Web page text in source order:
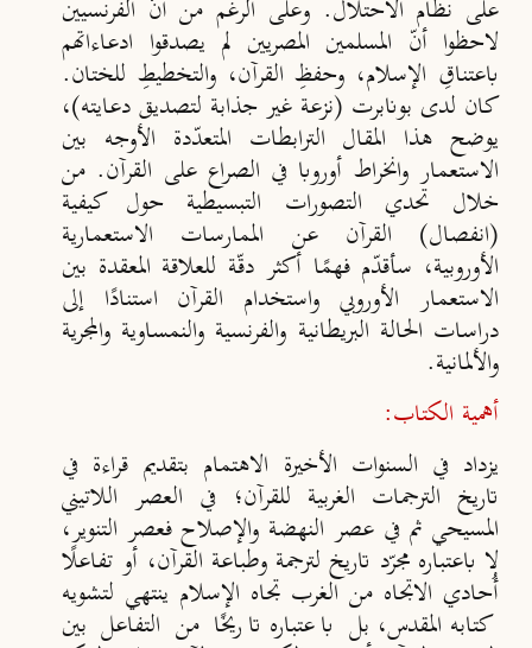
على نظام الاحتلال. وعلى الرغم من أنّ الفرنسيين
لاحظوا أنّ المسلمين المصريين لم يصدقوا ادعاءاتهم
باعتناقِ الإسلام، وحفظِ القرآن، والتخطيطِ للختان.
كان لدى بونابرت (نزعة غير جذابة لتصديق دعايته)،
يوضح هذا المقال الترابطات المتعدّدة الأوجه بين
الاستعمار وانخراط أوروبا في الصراع على القرآن. من
خلال تحدي التصورات التبسيطية حول كيفية
(انفصال) القرآن عن الممارسات الاستعمارية
الأوروبية، سأقدّم فهمًا أكثر دقّة للعلاقة المعقدة بين
الاستعمار الأوروبي واستخدام القرآن استنادًا إلى
دراسات الحالة البريطانية والفرنسية والنمساوية والمجرية
والألمانية.
أهمية الكتاب:
يزداد في السنوات الأخيرة الاهتمام بتقديم قراءة في
تاريخ الترجمات الغربية للقرآن؛ في العصر اللاتيني
المسيحي ثم في عصر النهضة والإصلاح فعصر التنوير،
لا باعتباره مجرّد تاريخ لترجمة وطباعة القرآن، أو تفاعل
أحادي الاتجاه من الغرب تجاه الإسلام ينتهي لتشويه
كتابه المقدس، بل باعتباره تاريخًا من التفاعل بين